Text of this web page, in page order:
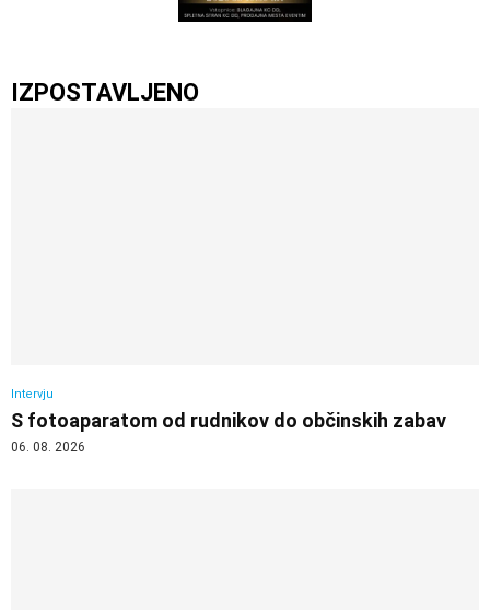
IZPOSTAVLJENO
Intervju
S fotoaparatom od rudnikov do občinskih zabav
06. 08. 2026